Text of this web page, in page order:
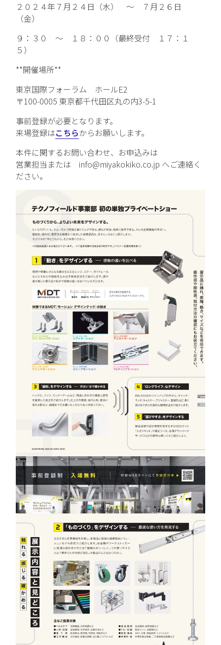
社風を知る
新卒エントリー
中途エントリー
２０２４年７月２４日（水） ～ ７月２６日
（金）
９：３０ ～ １８：００（最終受付 １７：１
５）
**開催場所**
東京国際フォーラム ホールE2
〒100-0005 東京都千代田区丸の内3-5-1
事前登録が必要となります。
来場登録はこちらからお願いします。
本件に関するお問い合わせ、お申込みは
営業担当または info@miyakokiko.co.jp へご連絡く
ださい。